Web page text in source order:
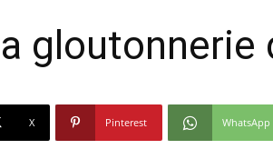
X Pinterest WhatsApp